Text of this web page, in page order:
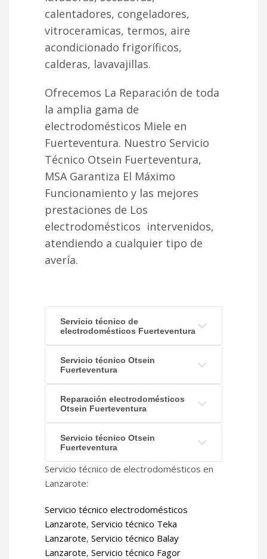
calentadores, congeladores,
vitroceramicas, termos, aire
acondicionado frigoríficos,
calderas, lavavajillas.
Ofrecemos La Reparación de toda
la amplia gama de
electrodomésticos Miele en
Fuerteventura. Nuestro Servicio
Técnico Otsein Fuerteventura,
MSA Garantiza El Máximo
Funcionamiento y las mejores
prestaciones de Los
electrodomésticos intervenidos,
atendiendo a cualquier tipo de
avería.
Servicio técnico de
electrodomésticos Fuerteventura
Servicio técnico Otsein
Fuerteventura
Reparación electrodomésticos
Otsein Fuerteventura
Servicio técnico Otsein
Fuerteventura
Servicio técnico de electrodomésticos en
Lanzarote:
Servicio técnico electrodomésticos
Lanzarote, Servicio técnico Teka
Lanzarote, Servicio técnico Balay
Lanzarote, Servicio técnico Fagor